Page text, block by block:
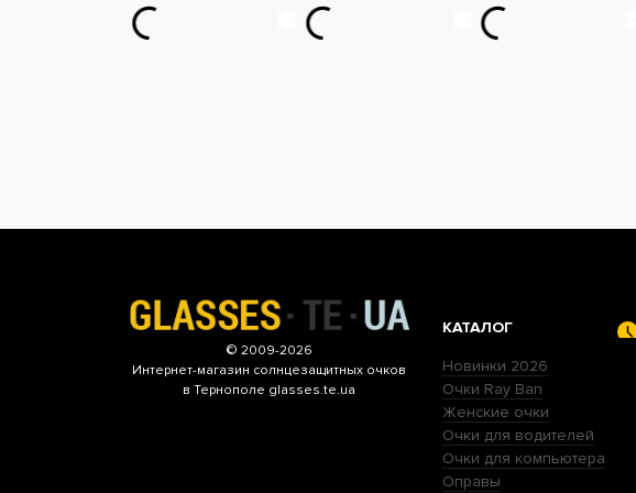
© 2009-2026
Интернет-магазин солнцезащитных очков
в Тернополе glasses.te.ua
КАТАЛОГ
Новинки 2026
Очки Ray Ban
Женские очки
Очки для водителей
Очки для компьютера
Оправы